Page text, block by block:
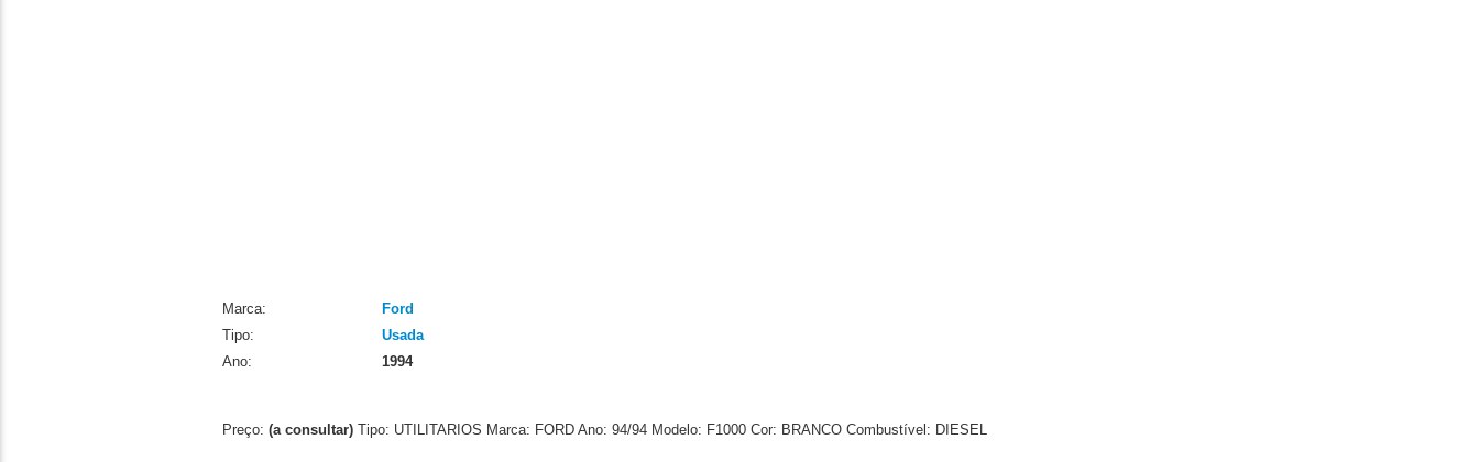
Marca:
Ford
Tipo:
Usada
Ano:
1994
Preço: (a consultar) Tipo: UTILITARIOS Marca: FORD Ano: 94/94 Modelo: F1000 Cor: BRANCO Combustível: DIESEL